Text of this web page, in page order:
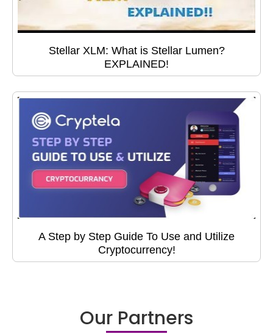
Stellar XLM: What is Stellar Lumen?
EXPLAINED!
A Step by Step Guide To Use and Utilize
Cryptocurrency!
Our Partners